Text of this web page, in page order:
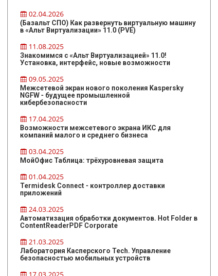
02.04.2026
(Базальт СПО) Как развернуть виртуальную машину
в «Альт Виртуализации» 11.0 (PVE)
11.08.2025
Знакомимся с «Альт Виртуализацией» 11.0!
Установка, интерфейс, новые возможности
09.05.2025
Межсетевой экран нового поколения Kaspersky
NGFW - будущее промышленной
кибербезопасности
17.04.2025
Возможности межсетевого экрана ИКС для
компаний малого и среднего бизнеса
03.04.2025
МойОфис Таблица: трёхуровневая защита
01.04.2025
Termidesk Connect - контроллер доставки
приложений
24.03.2025
Автоматизация обработки документов. Hot Folder в
ContentReaderPDF Corporate
21.03.2025
Лаборатория Касперского Tech. Управление
безопасностью мобильных устройств